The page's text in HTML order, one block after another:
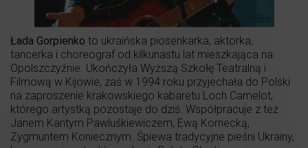
Łada Gorpienko to ukraińska piosenkarka, aktorka,
tancerka i choreograf od kilkunastu lat mieszkająca na
Opolszczyźnie. Ukończyła Wyższą Szkołę Teatralną i
Filmową w Kijowie, zaś w 1994 roku przyjechała do Polski
na zaproszenie krakowskiego kabaretu Loch Camelot,
którego artystką pozostaje do dziś. Współpracuje z też
Janem Kantym Pawluśkiewiczem, Ewą Kornecką,
Zygmuntem Koniecznym. Śpiewa tradycyjne pieśni Ukrainy,